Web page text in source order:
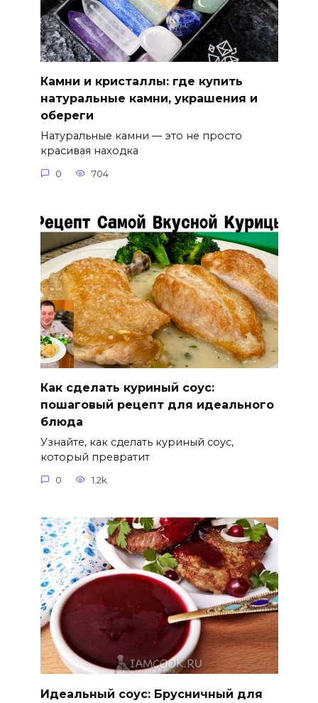
Камни и кристаллы: где купить
натуральные камни, украшения и
обереги
Натуральные камни — это не просто
красивая находка
0 704
Как сделать куриный соус:
пошаговый рецепт для идеального
блюда
Узнайте, как сделать куриный соус,
который превратит
0 1.2k.
Идеальный соус: Брусничный для